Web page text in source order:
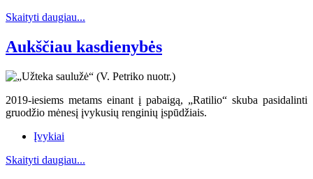
Skaityti daugiau...
Aukščiau kasdienybės
2019-iesiems metams einant į pabaigą, „Ratilio“ skuba pasidalinti
gruodžio mėnesį įvykusių renginių įspūdžiais.
Įvykiai
Skaityti daugiau...